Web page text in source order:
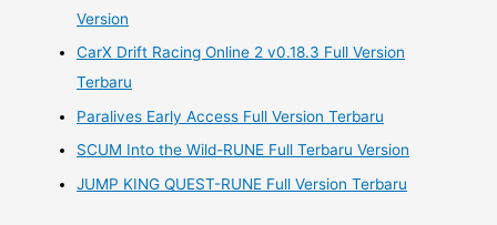
Version
CarX Drift Racing Online 2 v0.18.3 Full Version
Terbaru
Paralives Early Access Full Version Terbaru
SCUM Into the Wild-RUNE Full Terbaru Version
JUMP KING QUEST-RUNE Full Version Terbaru